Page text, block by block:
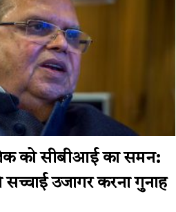
को सीबीआई का समन:
उजागर करना गुनाह